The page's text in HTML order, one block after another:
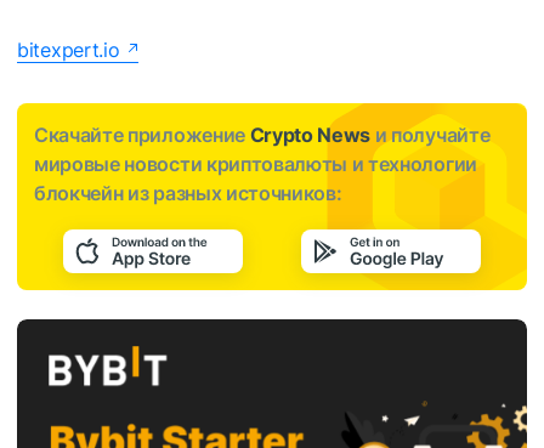
bitexpert.io
Скачайте приложение Crypto News и получайте
мировые новости криптовалюты и технологии
блокчейн из разных источников: